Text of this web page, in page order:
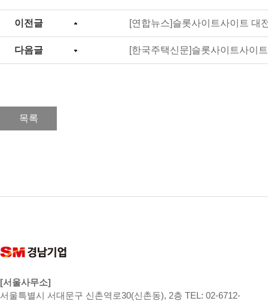
이전글 [연합뉴스]슬롯사이트사이트 대
다음글 [한국주택신문]슬롯사이트사이
목록
[서울사무소]
서울특별시 서대문구 신촌역로30(신촌동), 2층 TEL: 02-6712-